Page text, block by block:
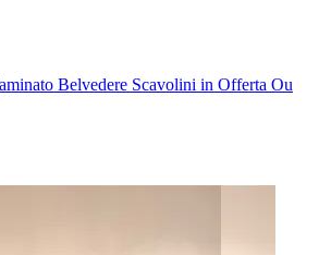
Belvedere Scavolini in Offerta Ou